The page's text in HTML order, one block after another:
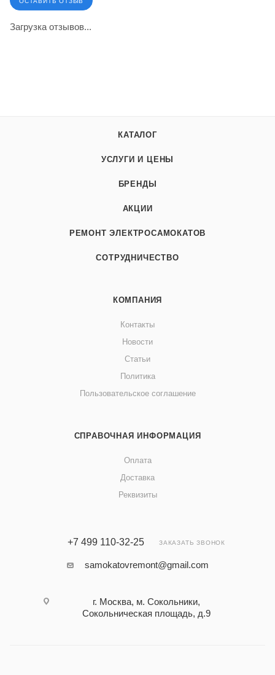
Загрузка отзывов...
КАТАЛОГ
УСЛУГИ И ЦЕНЫ
БРЕНДЫ
АКЦИИ
РЕМОНТ ЭЛЕКТРОСАМОКАТОВ
СОТРУДНИЧЕСТВО
КОМПАНИЯ
Контакты
Новости
Статьи
Политика
Пользовательское соглашение
СПРАВОЧНАЯ ИНФОРМАЦИЯ
Оплата
Доставка
Реквизиты
+7 499 110-32-25 ЗАКАЗАТЬ ЗВОНОК
samokatovremont@gmail.com
г. Москва, м. Сокольники,
Сокольническая площадь, д.9